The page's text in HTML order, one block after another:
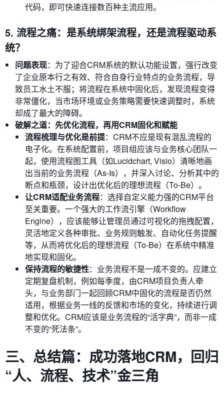
代码，即可快速连接数百种主流应用。
5. 流程之痛：是系统绑架流程，还是流程驱动系
统？
问题表现：为了迎合CRM系统的默认功能设置，强行改变
了企业原本行之有效、符合自身行业特点的业务流程，导
致员工水土不服；将流程在系统中固化后，发现流程变得
非常僵化，当市场环境或业务策略需要快速调整时，系统
却成了最大的障碍。
破解之道：先优化流程，再用CRM固化和赋能
流程梳理与优化是前提：CRM不应是现有混乱流程的
电子化。在系统配置前，项目组应该与业务核心团队一
起，使用流程图工具（如Lucidchart, Visio）清晰地画
出当前的业务流程（As-Is），并深入讨论、分析其中的
断点和瓶颈，设计出优化后的理想流程（To-Be）。
让CRM适配业务流程：选择自定义能力强的CRM平台
至关重要。一个强大的工作流引擎（Workflow
Engine），应该能够让管理员通过可视化的拖拽配置，
灵活地定义各种审批、业务规则触发、自动化任务提醒
等，从而将优化后的理想流程（To-Be）在系统中精准
地实现和固化。
保持流程的敏捷性：业务流程不是一成不变的。应建立
定期复盘机制，例如每季度，由CRM项目负责人牵
头，与业务部门一起回顾CRM中固化的流程是否仍然
适用，根据业务一线的反馈和市场的变化，持续进行调
整和优化。CRM应该是业务流程的“活字典”，而非一成
不变的“死法条”。
三、总结篇：成功落地CRM，回归
“人、流程、技术”金三角